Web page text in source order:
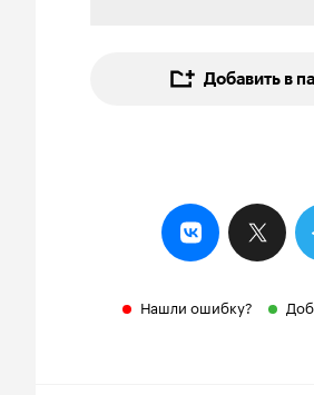
Добавить в
Нашли ошибку?